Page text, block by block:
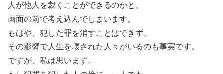
人が他人を裁くことができるのかと、
画面の前で考え込んでしまいます。
もはや、犯した罪を消すことはできず、
その影響で人生を壊された人々がいるのも事実です。
ですが、私は思います。